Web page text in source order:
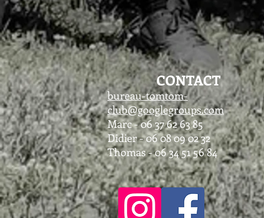
CONTACT
bureau-tomtom-
club@googlegroups.com
Marc - 06 37 62 63 85
Didier - 06 08 09 02 32
Thomas - 06 34 51 56 84